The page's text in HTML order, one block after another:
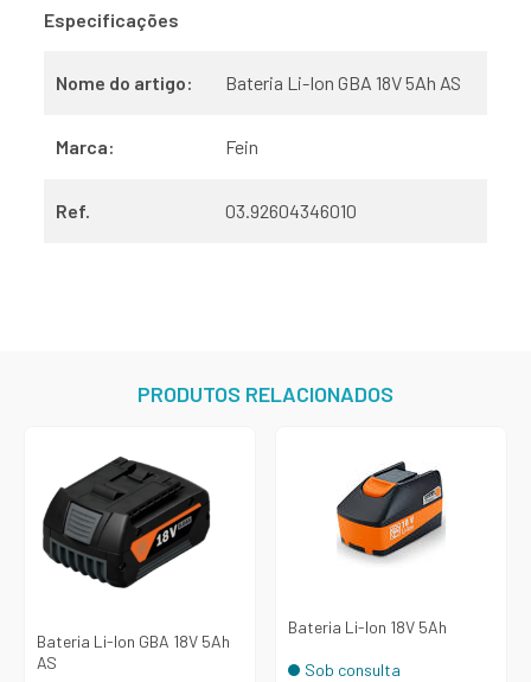
Especificações
Nome do artigo: Bateria Li-Ion GBA 18V 5Ah AS
Marca: Fein
Ref. 03.92604346010
PRODUTOS RELACIONADOS
Bateria Li-Ion GBA 18V 5Ah
AS
Bateria Li-Ion 18V 5Ah
Sob consulta